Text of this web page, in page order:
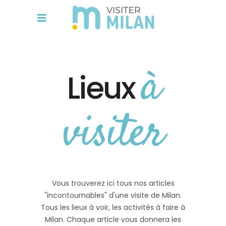
Lieuxà
visiter
Vous trouverez ici tous nos articles
"incontournables" d'une visite de Milan.
Tous les lieux à voir, les activités à faire à
Milan. Chaque article vous donnera les